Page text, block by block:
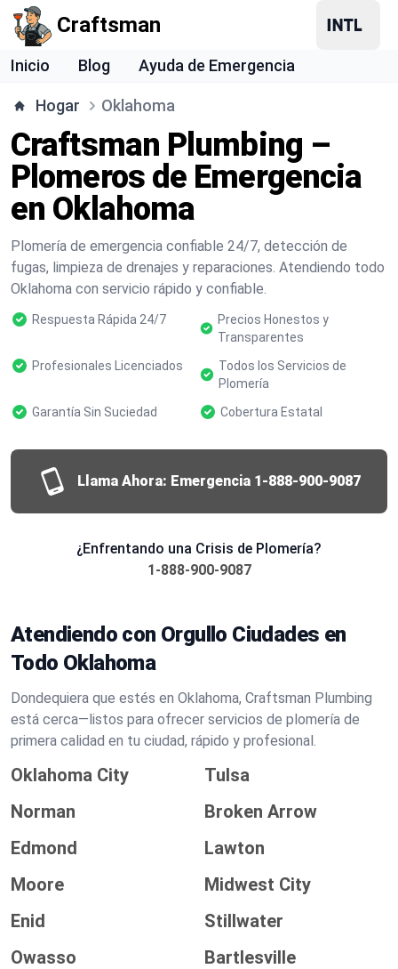
Craftsman
Inicio Blog Ayuda de Emergencia
Hogar Oklahoma
Craftsman Plumbing –
Plomeros de Emergencia
en Oklahoma
Plomería de emergencia confiable 24/7, detección de
fugas, limpieza de drenajes y reparaciones. Atendiendo todo
Oklahoma con servicio rápido y confiable.
Respuesta Rápida 24/7
Precios Honestos y
Transparentes
Profesionales Licenciados
Todos los Servicios de
Plomería
Garantía Sin Suciedad
Cobertura Estatal
Llama Ahora: Emergencia 1-888-900-9087
¿Enfrentando una Crisis de Plomería?
1-888-900-9087
Atendiendo con Orgullo Ciudades en
Todo Oklahoma
Dondequiera que estés en Oklahoma, Craftsman Plumbing
está cerca—listos para ofrecer servicios de plomería de
primera calidad en tu ciudad, rápido y profesional.
Oklahoma City
Tulsa
Norman
Broken Arrow
Edmond
Lawton
Moore
Midwest City
Enid
Stillwater
Owasso
Bartlesville